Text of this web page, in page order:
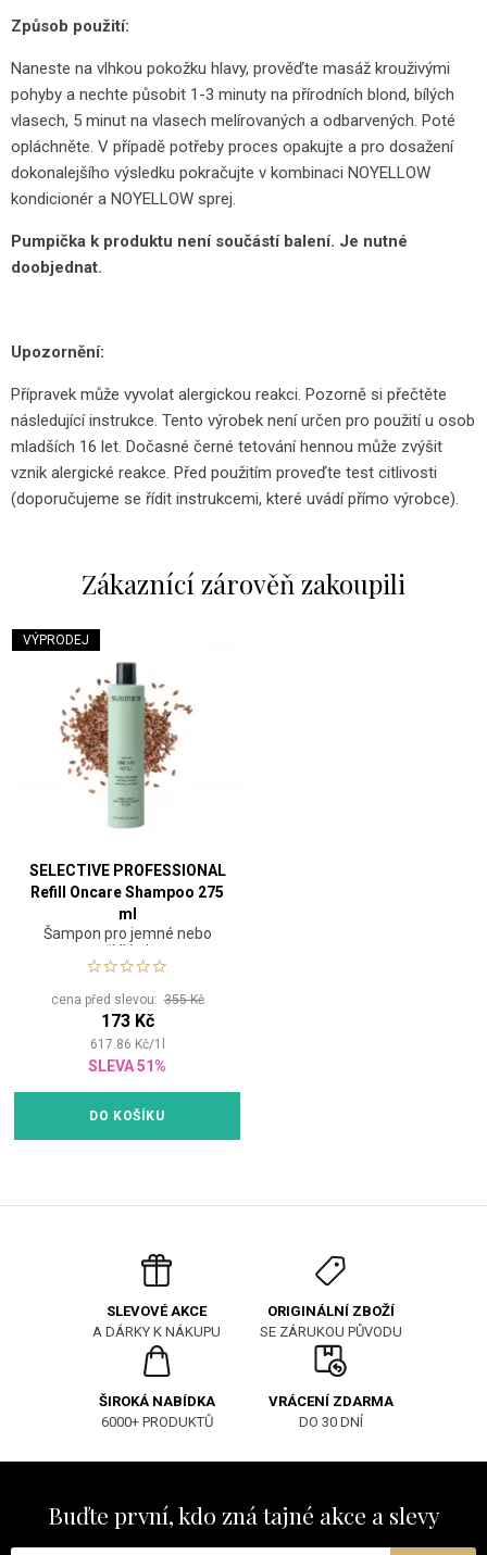
Způsob použití:
Naneste na vlhkou pokožku hlavy, prověďte masáž krouživými
pohyby a nechte působit 1-3 minuty na přírodních blond, bílých
vlasech, 5 minut na vlasech melírovaných a odbarvených. Poté
opláchněte. V případě potřeby proces opakujte a pro dosažení
dokonalejšího výsledku pokračujte v kombinaci NOYELLOW
kondicionér a NOYELLOW sprej.
Pumpička k produktu není součástí balení. Je nutné
doobjednat.
Upozornění:
Přípravek může vyvolat alergickou reakci. Pozorně si přečtěte
následující instrukce. Tento výrobek není určen pro použití u osob
mladších 16 let. Dočasné černé tetování hennou může zvýšit
vznik alergické reakce. Před použitím proveďte test citlivosti
(doporučujeme se řídit instrukcemi, které uvádí přímo výrobce).
Zákaznící zárověň zakoupili
VÝPRODEJ
SELECTIVE PROFESSIONAL
Refill Oncare Shampoo 275
ml
Šampon pro jemné nebo
prořídlé vlasy
cena před slevou:355 Kč
173 Kč
617.86 Kč/1
SLEVA 51%
DO KOŠÍKU
SLEVOVÉ AKCE
A DÁRKY K NÁKUPU
ORIGINÁLNÍ ZBOŽÍ
SE ZÁRUKOU PŮVODU
ŠIROKÁ NABÍDKA
6000+ PRODUKTŮ
VRÁCENÍ ZDARMA
DO 30 DNÍ
Buďte první, kdo zná tajné akce a slevy